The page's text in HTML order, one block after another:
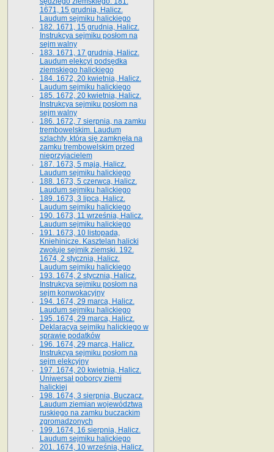
1671, 15 grudnia, Halicz.
Laudum sejmiku halickiego
182. 1671, 15 grudnia, Halicz.
Instrukcya sejmiku posłom na
sejm walny
183. 1671, 17 grudnia, Halicz.
Laudum elekcyi podsędka
ziemskiego halickiego
184. 1672, 20 kwietnia, Halicz.
Laudum sejmiku halickiego
185. 1672, 20 kwietnia, Halicz.
Instrukcya sejmiku posłom na
sejm walny
186. 1672, 7 sierpnia, na zamku
trembowelskim. Laudum
szlachty, która się zamknęła na
zamku trembowelskim przed
nieprzyjacielem
187. 1673, 5 maja, Halicz.
Laudum sejmiku halickiego
188. 1673, 5 czerwca, Halicz.
Laudum sejmiku halickiego
189. 1673, 3 lipca, Halicz.
Laudum sejmiku halickiego
190. 1673, 11 września, Halicz.
Laudum sejmiku halickiego
191. 1673, 10 listopada,
Kniehinicze. Kasztelan halicki
zwołuje sejmik ziemski. 192.
1674, 2 stycznia, Halicz.
Laudum sejmiku halickiego
193. 1674, 2 stycznia, Halicz.
Instrukcya sejmiku posłom na
sejm konwokacyjny
194. 1674, 29 marca, Halicz.
Laudum sejmiku halickiego
195. 1674, 29 marca, Halicz.
Deklaracya sejmiku halickiego w
sprawie podatków
196. 1674, 29 marca, Halicz.
Instrukcya sejmiku posłom na
sejm elekcyjny
197. 1674, 20 kwietnia, Halicz.
Uniwersał poborcy ziemi
halickiej
198. 1674, 3 sierpnia, Buczacz.
Laudum ziemian województwa
ruskiego na zamku buczackim
zgromadzonych
199. 1674, 16 sierpnia, Halicz.
Laudum sejmiku halickiego
201. 1674, 10 września, Halicz.